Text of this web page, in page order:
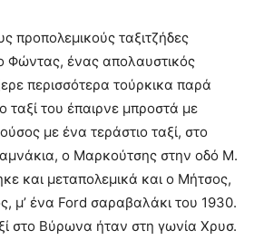
προπολεμικούς ταξιτζήδες
Φώντας, ένας απολαυστικός
περισσότερα τούρκικα παρά
ταξί του έπαιρνε μπροστά με
με ένα τεράστιο ταξί, στο
ο Μαρκούτσης στην οδό Μ.
και μεταπολεμικά και ο Μήτσος,
μ’ ένα Ford σαραβαλάκι του 1930.
στο Βύρωνα ήταν στη γωνία Χρυσ.